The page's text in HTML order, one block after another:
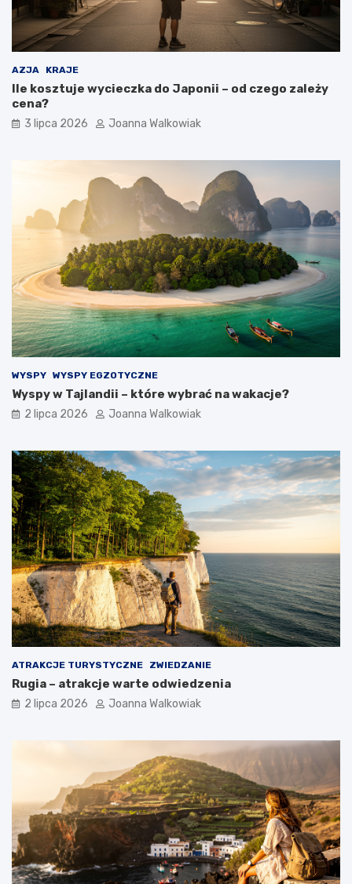
AZJA KRAJE
Ile kosztuje wycieczka do Japonii – od czego zależy
cena?
3 lipca 2026 Joanna Walkowiak
WYSPY WYSPY EGZOTYCZNE
Wyspy w Tajlandii – które wybrać na wakacje?
2 lipca 2026 Joanna Walkowiak
ATRAKCJE TURYSTYCZNE ZWIEDZANIE
Rugia – atrakcje warte odwiedzenia
2 lipca 2026 Joanna Walkowiak